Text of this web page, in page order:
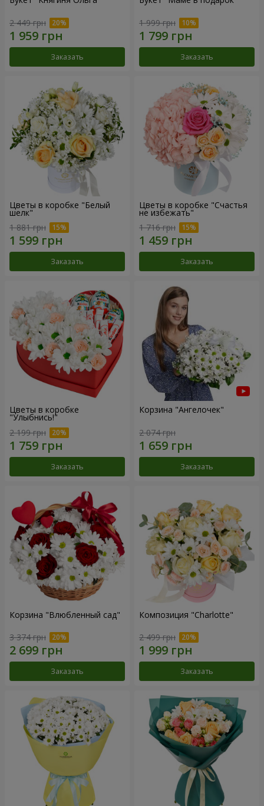
2 449 грн
Заказать
1 999 грн
Заказать
Цветы в коробке "Белый
шелк"
1 881 грн
Заказать
Цветы в коробке "Счастья
не избежать"
1 716 грн
Заказать
Цветы в коробке
"Улыбнись!"
2 199 грн
Заказать
Корзина "Ангелочек"
2 074 грн
Заказать
Корзина "Влюбленный сад"
3 374 грн
Заказать
Композиция "Charlotte"
2 499 грн
Заказать